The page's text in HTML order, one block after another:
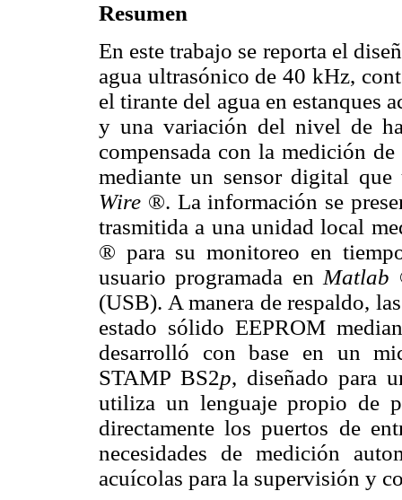
Resumen
En este trabajo se reporta el
agua ultrasónico de 40 kHz,
el tirante del agua en estanques
y una variación del nivel de
compensada con la medición
mediante un sensor digital
Wire ®. La información se
trasmitida a una unidad local
® para su monitoreo en
usuario programada en Matlab
(USB). A manera de respaldo,
estado sólido EEPROM
desarrolló con base en un
STAMP BS2p, diseñado para
utiliza un lenguaje propio de
directamente los puertos de
necesidades de medición
acuícolas para la supervisión y